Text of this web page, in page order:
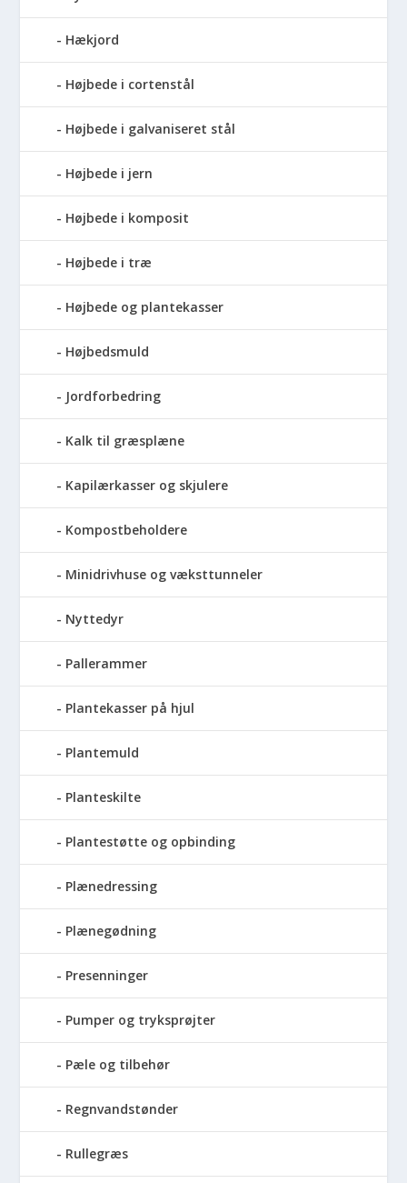
Hækjord
Højbede i cortenstål
Højbede i galvaniseret stål
Højbede i jern
Højbede i komposit
Højbede i træ
Højbede og plantekasser
Højbedsmuld
Jordforbedring
Kalk til græsplæne
Kapilærkasser og skjulere
Kompostbeholdere
Minidrivhuse og væksttunneler
Nyttedyr
Pallerammer
Plantekasser på hjul
Plantemuld
Planteskilte
Plantestøtte og opbinding
Plænedressing
Plænegødning
Presenninger
Pumper og tryksprøjter
Pæle og tilbehør
Regnvandstønder
Rullegræs